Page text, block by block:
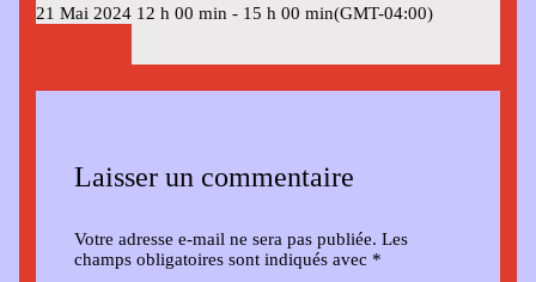
21 Mai 2024 12 h 00 min - 15 h 00 min(GMT-04:00)
Laisser un commentaire
Votre adresse e-mail ne sera pas publiée. Les
champs obligatoires sont indiqués avec *